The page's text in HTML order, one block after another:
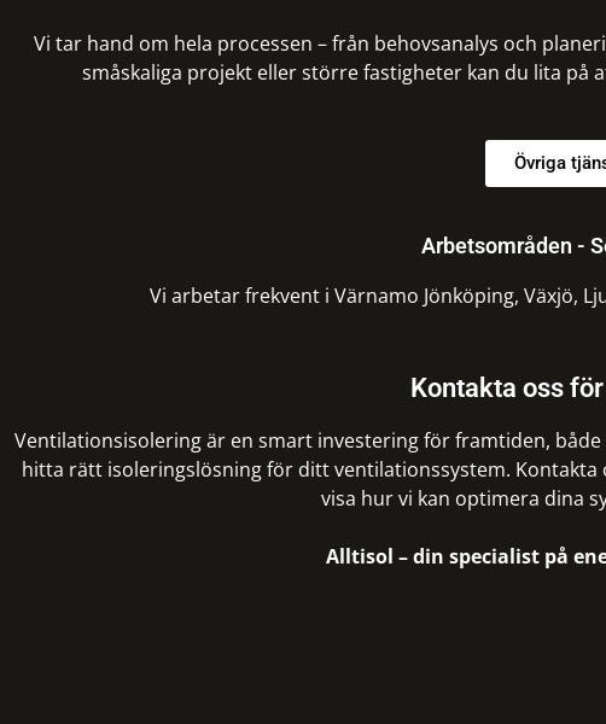
Vi tar hand om hela processen – från behovsanalys och
småskaliga projekt eller större fastigheter kan du lita på
Övriga
Arbetsområden -
Vi arbetar frekvent i Värnamo Jönköping, Växjö,
Kontakta oss
Ventilationsisolering är en smart investering för framtiden,
hitta rätt isoleringslösning för ditt ventilationssystem.
visa hur vi kan optimera dina
Alltisol – din specialist på